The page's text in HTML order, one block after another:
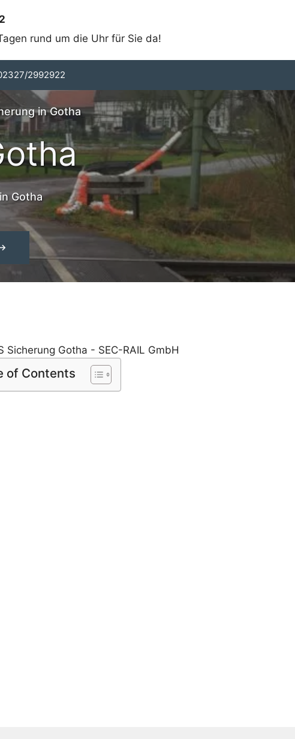
rund um die Uhr für Sie da!
2992922
in Gotha
Gotha
of Contents